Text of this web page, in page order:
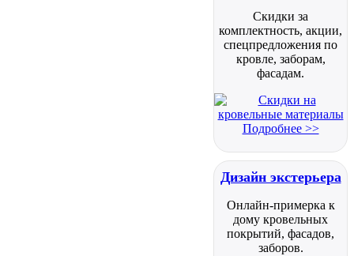
Скидки за
комплектность, акции,
спецпредложения по
кровле, заборам,
фасадам.
Подробнее >>
Дизайн экстерьера
Онлайн-примерка к
дому кровельных
покрытий, фасадов,
заборов.